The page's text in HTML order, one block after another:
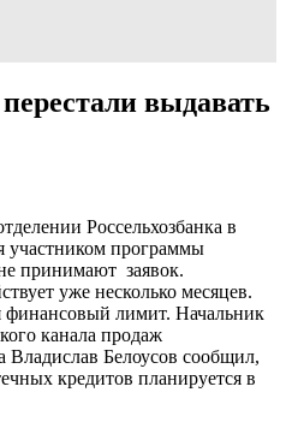
выдавать
Россельхозбанка в
участником программы
принимают заявок.
уже несколько месяцев.
финансовый лимит. Начальник
канала продаж
Владислав Белоусов сообщил,
кредитов планируется в